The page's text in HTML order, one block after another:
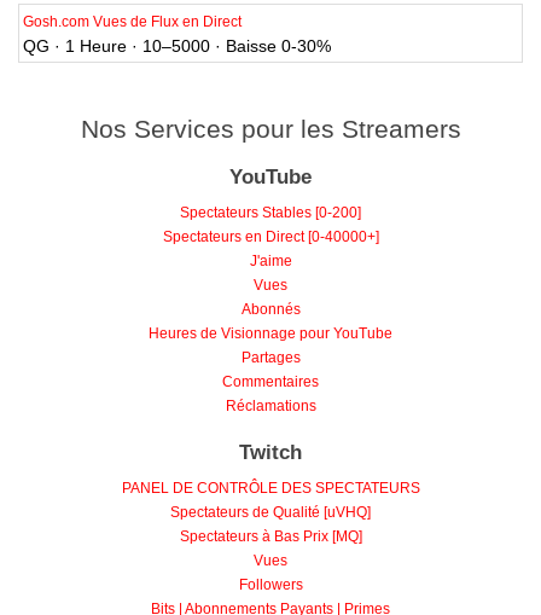
Gosh.com Vues de Flux en Direct
QG · 1 Heure · 10–5000 · Baisse 0-30%
Nos Services pour les Streamers
YouTube
Spectateurs Stables [0-200]
Spectateurs en Direct [0-40000+]
J'aime
Vues
Abonnés
Heures de Visionnage pour YouTube
Partages
Commentaires
Réclamations
Twitch
PANEL DE CONTRÔLE DES SPECTATEURS
Spectateurs de Qualité [uVHQ]
Spectateurs à Bas Prix [MQ]
Vues
Followers
Bits | Abonnements Payants | Primes